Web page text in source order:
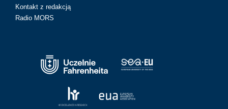
Kontakt z redakcją
Radio MORS